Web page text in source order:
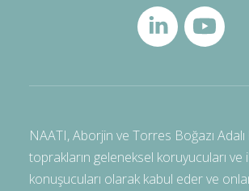
NAATI, Aborjin ve Torres Boğazı Adalı
toprakların geleneksel koruyucuları ve
konuşucuları olarak kabul eder ve